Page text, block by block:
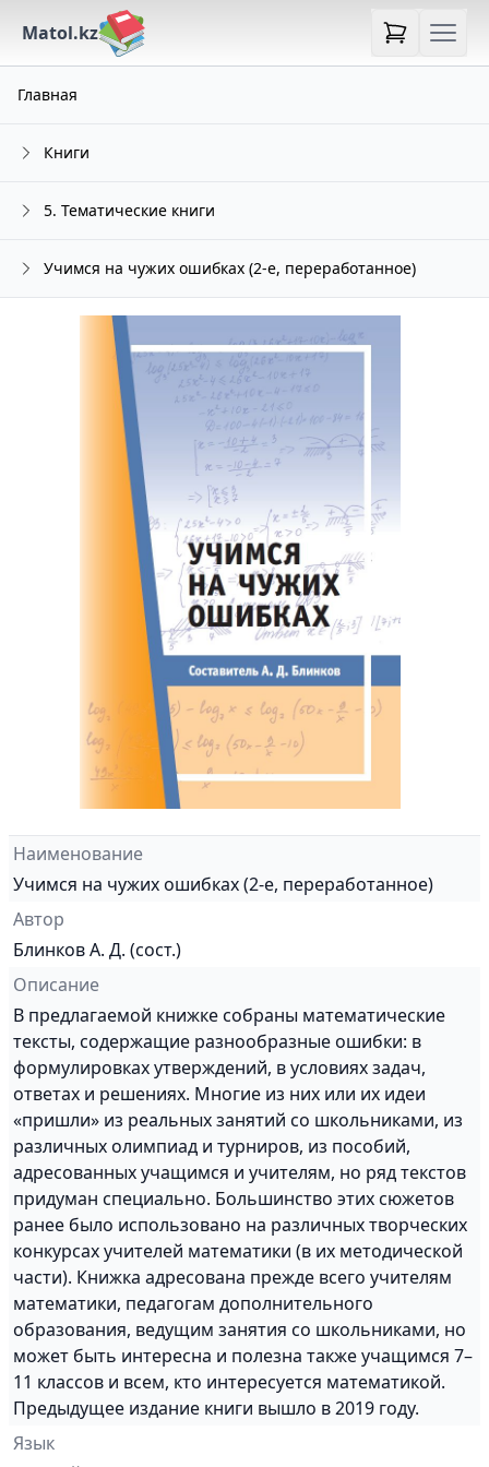
Matol.kz
Главная
Книги
5. Тематические книги
Учимся на чужих ошибках (2-е, переработанное)
Наименование
Учимся на чужих ошибках (2-е, переработанное)
Автор
Блинков А. Д. (сост.)
Описание
В предлагаемой книжке собраны математические
тексты, содержащие разнообразные ошибки: в
формулировках утверждений, в условиях задач,
ответах и решениях. Многие из них или их идеи
«пришли» из реальных занятий со школьниками, из
различных олимпиад и турниров, из пособий,
адресованных учащимся и учителям, но ряд текстов
придуман специально. Большинство этих сюжетов
ранее было использовано на различных творческих
конкурсах учителей математики (в их методической
части). Книжка адресована прежде всего учителям
математики, педагогам дополнительного
образования, ведущим занятия со школьниками, но
может быть интересна и полезна также учащимся 7–
11 классов и всем, кто интересуется математикой.
Предыдущее издание книги вышло в 2019 году.
Язык